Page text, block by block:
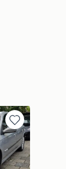
Bewaren
in
Mijn
Favorieten